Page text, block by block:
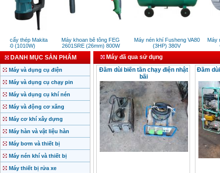
cấy thép Makita
(1010W)
Máy khoan bê tông FEG
2601SRE (26mm) 800W
Máy nén khí Fusheng VA80
(3HP) 380V
Máy
DANH MỤC SẢN PHẨM
Máy và dụng cụ điện
Máy và dụng cụ chạy pin
Máy và dụng cụ khí nén
Máy và động cơ xăng
Máy cơ khí xây dựng
Máy hàn và vật liệu hàn
Máy bơm và thiết bị
Máy nén khí và thiết bị
Máy thiết bị rửa xe
Máy đã qua sử dụng
Đầm dùi biến tần chạy điện nhật
bãi
Đầm